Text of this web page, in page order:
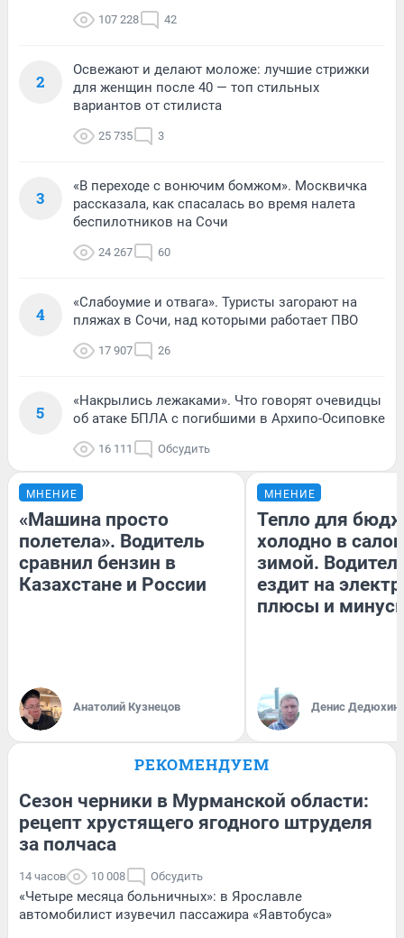
107 228 42
2
Освежают и делают моложе: лучшие стрижки
для женщин после 40 — топ стильных
вариантов от стилиста
25 735 3
3
«В переходе с вонючим бомжом». Москвичка
рассказала, как спасалась во время налета
беспилотников на Сочи
24 267 60
4
«Слабоумие и отвага». Туристы загорают на
пляжах в Сочи, над которыми работает ПВО
17 907 26
5
«Накрылись лежаками». Что говорят очевидцы
об атаке БПЛА с погибшими в Архипо-Осиповке
16 111 Обсудить
МНЕНИЕ
«Машина просто
полетела». Водитель
сравнил бензин в
Казахстане и России
Анатолий Кузнецов
МНЕНИЕ
Тепло для
холодно в
зимой.
ездит на
плюсы и
Денис Дедюхин
РЕКОМЕНДУЕМ
Сезон черники в Мурманской области:
рецепт хрустящего ягодного штруделя
за полчаса
14 часов 10 008 Обсудить
«Четыре месяца больничных»: в Ярославле
автомобилист изувечил пассажира «Яавтобуса»